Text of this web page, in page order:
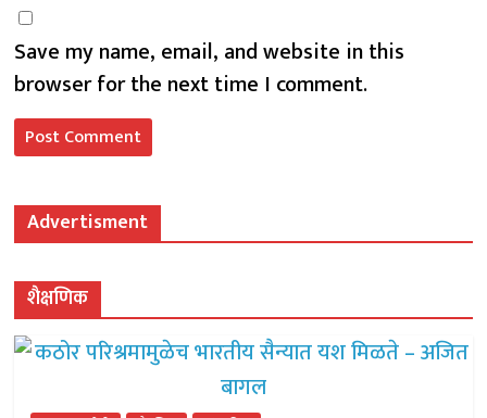
Save my name, email, and website in this
browser for the next time I comment.
Advertisment
शैक्षणिक